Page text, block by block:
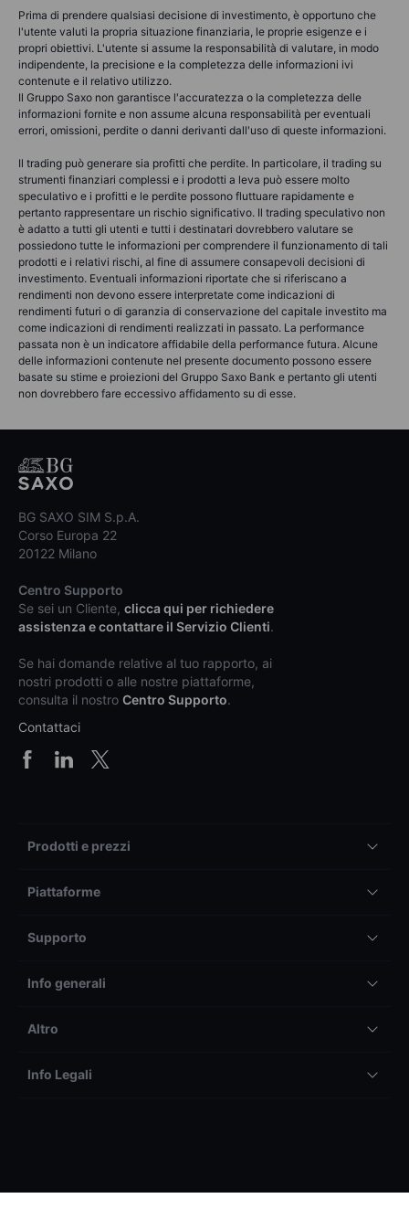
Prima di prendere qualsiasi decisione di investimento, è opportuno che
l'utente valuti la propria situazione finanziaria, le proprie esigenze e i
propri obiettivi. L'utente si assume la responsabilità di valutare, in modo
indipendente, la precisione e la completezza delle informazioni ivi
contenute e il relativo utilizzo.
Il Gruppo Saxo non garantisce l'accuratezza o la completezza delle
informazioni fornite e non assume alcuna responsabilità per eventuali
errori, omissioni, perdite o danni derivanti dall'uso di queste informazioni.
Il trading può generare sia profitti che perdite. In particolare, il trading su
strumenti finanziari complessi e i prodotti a leva può essere molto
speculativo e i profitti e le perdite possono fluttuare rapidamente e
pertanto rappresentare un rischio significativo. Il trading speculativo non
è adatto a tutti gli utenti e tutti i destinatari dovrebbero valutare se
possiedono tutte le informazioni per comprendere il funzionamento di tali
prodotti e i relativi rischi, al fine di assumere consapevoli decisioni di
investimento. Eventuali informazioni riportate che si riferiscano a
rendimenti non devono essere interpretate come indicazioni di
rendimenti futuri o di garanzia di conservazione del capitale investito ma
come indicazioni di rendimenti realizzati in passato. La performance
passata non è un indicatore affidabile della performance futura. Alcune
delle informazioni contenute nel presente documento possono essere
basate su stime e proiezioni del Gruppo Saxo Bank e pertanto gli utenti
non dovrebbero fare eccessivo affidamento su di esse.
BG SAXO SIM S.p.A.
Corso Europa 22
20122 Milano
Centro Supporto
Se sei un Cliente, clicca qui per richiedere
assistenza e contattare il Servizio Clienti.
Se hai domande relative al tuo rapporto, ai
nostri prodotti o alle nostre piattaforme,
consulta il nostro Centro Supporto.
Contattaci
Prodotti e prezzi
Piattaforme
Supporto
Info generali
Altro
Info Legali